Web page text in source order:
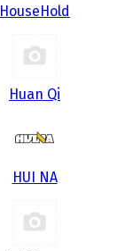
HouseHold
Huan Qi
HUI NA